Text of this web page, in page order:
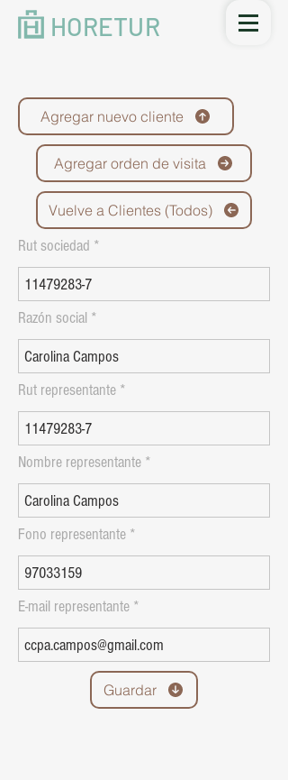
HORETUR
Agregar nuevo cliente
Agregar orden de visita
Vuelve a Clientes (Todos)
Rut sociedad
Razón social
Rut representante
Nombre representante
Fono representante
E-mail representante
Guardar